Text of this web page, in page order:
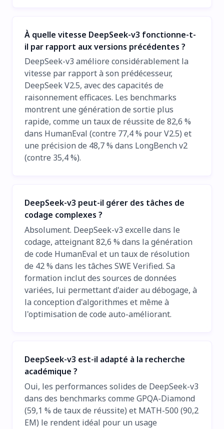
À quelle vitesse DeepSeek-v3 fonctionne-t-
il par rapport aux versions précédentes ?
DeepSeek-v3 améliore considérablement la
vitesse par rapport à son prédécesseur,
DeepSeek V2.5, avec des capacités de
raisonnement efficaces. Les benchmarks
montrent une génération de sortie plus
rapide, comme un taux de réussite de 82,6 %
dans HumanEval (contre 77,4 % pour V2.5) et
une précision de 48,7 % dans LongBench v2
(contre 35,4 %).
DeepSeek-v3 peut-il gérer des tâches de
codage complexes ?
Absolument. DeepSeek-v3 excelle dans le
codage, atteignant 82,6 % dans la génération
de code HumanEval et un taux de résolution
de 42 % dans les tâches SWE Verified. Sa
formation inclut des sources de données
variées, lui permettant d'aider au débogage, à
la conception d'algorithmes et même à
l'optimisation de code auto-améliorant.
DeepSeek-v3 est-il adapté à la recherche
académique ?
Oui, les performances solides de DeepSeek-v3
dans des benchmarks comme GPQA-Diamond
(59,1 % de taux de réussite) et MATH-500 (90,2
EM) le rendent idéal pour un usage